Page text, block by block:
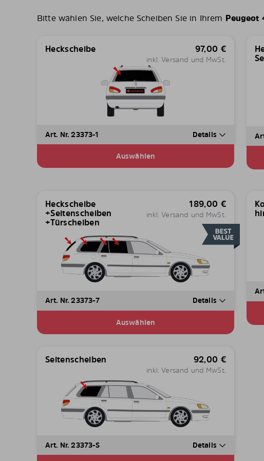
Bitte wählen Sie, welche Scheiben Sie in Ihrem Peugeot
Heckscheibe 97,00 €
inkl. Versand und MwSt.
Art. Nr. 23373-1 Details
Auswählen
Heckscheibe
+Seitenscheiben
+Türscheiben
189,00 €
inkl. Versand und MwSt.
Art. Nr. 23373-7 Details
Auswählen
Seitenscheiben 92,00 €
inkl. Versand und MwSt.
Art. Nr. 23373-S Details